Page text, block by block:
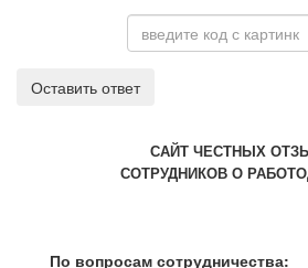
Оставить ответ
САЙТ ЧЕСТНЫХ
СОТРУДНИКОВ О
По вопросам сотрудничества: